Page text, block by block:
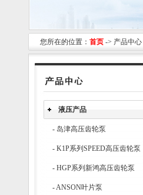
您所在的位置： 首页 -> 产品中心
液压产品
- 岛津高压齿轮泵
- K1P系列SPEED高压齿轮泵
- HGP系列新鸿高压齿轮泵
-ANSON叶片泵